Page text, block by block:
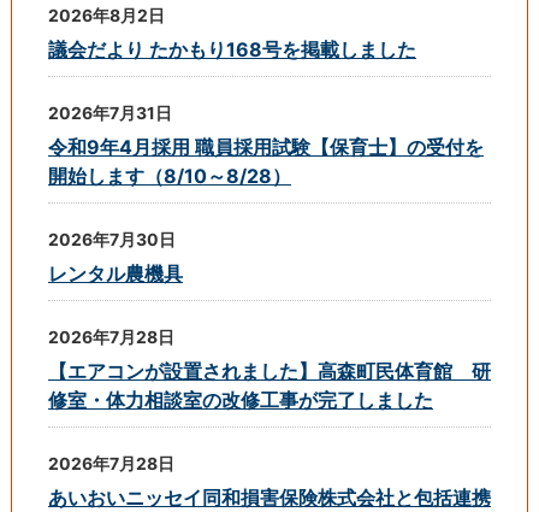
2026年8月2日
議会だより たかもり168号を掲載しました
2026年7月31日
令和9年4月採用 職員採用試験【保育士】の受付を
開始します（8/10～8/28）
2026年7月30日
レンタル農機具
2026年7月28日
【エアコンが設置されました】高森町民体育館 研
修室・体力相談室の改修工事が完了しました
2026年7月28日
あいおいニッセイ同和損害保険株式会社と包括連携